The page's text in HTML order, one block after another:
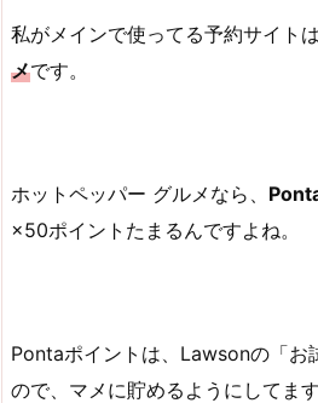
私がメインで使ってる予約サイトは
メです。
ホットペッパー グルメなら、
×50ポイントたまるんですよね。
Pontaポイントは、Lawsonの「お
ので、マメに貯めるようにしてます